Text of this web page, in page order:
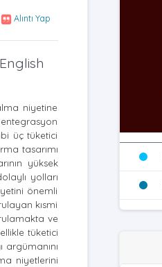
Alıntı Yap
English
niyetine
üç tüketici
tasarımı
yüksek
yolları
önemli
kısmi
ve
tüketici
niyetlerini